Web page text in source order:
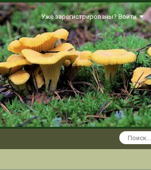
Уже зарегистрированы? Войти